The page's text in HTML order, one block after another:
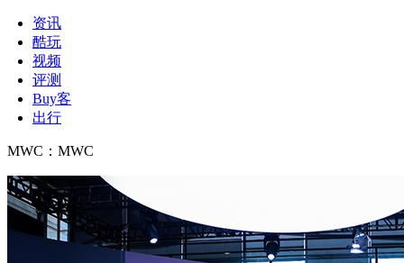
资讯
酷玩
视频
评测
Buy客
出行
MWC ： MWC